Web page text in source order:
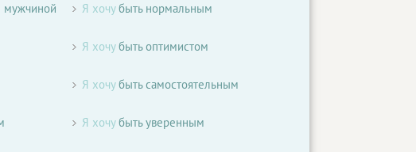
мужчиной Я хочубыть нормальным
Я хочубыть оптимистом
Я хочубыть самостоятельным
Я хочубыть уверенным